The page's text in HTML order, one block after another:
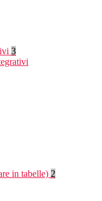
3
in tabelle) 2